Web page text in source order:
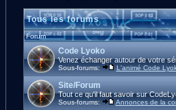
Tous les forums
Forum
Code Lyoko
Venez échanger autour de votre
Sous-forums: L'animé Code
Site/Forum
Tout ce qu'il faut savoir sur
Sous-forums: Annonces de la